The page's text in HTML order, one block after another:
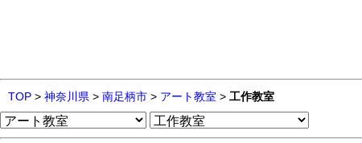
TOP > 神奈川県 > 南足柄市 > アート教室 > 工作教室